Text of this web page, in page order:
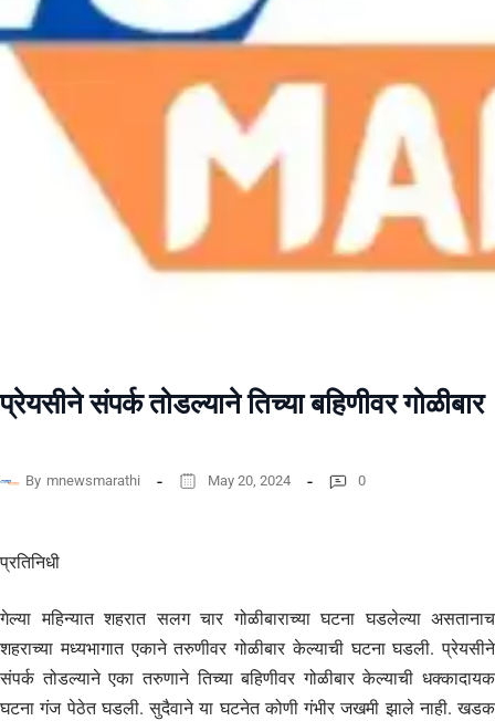
प्रेयसीने संपर्क तोडल्याने तिच्या बहिणीवर गोळीबार
By mnewsmarathi May 20, 2024 0
प्रतिनिधी
गेल्या महिन्यात शहरात सलग चार गोळीबाराच्या घटना घडलेल्या असतानाच
शहराच्या मध्यभागात एकाने तरुणीवर गोळीबार केल्याची घटना घडली. प्रेयसीने
संपर्क तोडल्याने एका तरुणाने तिच्या बहिणीवर गोळीबार केल्याची धक्कादायक
घटना गंज पेठेत घडली. सुदैवाने या घटनेत कोणी गंभीर जखमी झाले नाही. खडक